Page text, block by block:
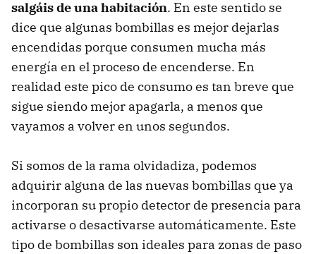
salgáis de una habitación. En este sentido se
dice que algunas bombillas es mejor dejarlas
encendidas porque consumen mucha más
energía en el proceso de encenderse. En
realidad este pico de consumo es tan breve que
sigue siendo mejor apagarla, a menos que
vayamos a volver en unos segundos.
Si somos de la rama olvidadiza, podemos
adquirir alguna de las nuevas bombillas que ya
incorporan su propio detector de presencia para
activarse o desactivarse automáticamente. Este
tipo de bombillas son ideales para zonas de paso